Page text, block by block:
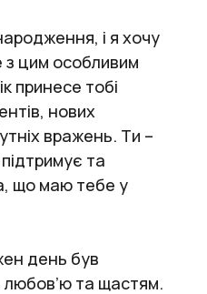
і я хочу
з цим особливим
принесе тобі
нових
вражень. Ти –
та
що маю тебе у
день був
та щастям.